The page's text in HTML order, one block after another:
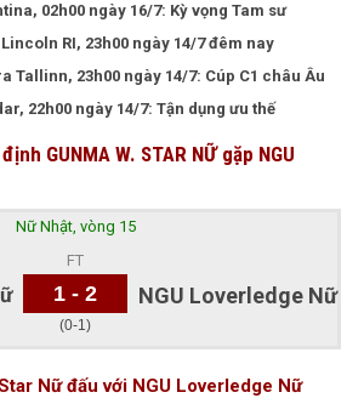
02h00 ngày 16/7: Kỳ vọng Tam sư
RI, 23h00 ngày 14/7 đêm nay
Tallinn, 23h00 ngày 14/7: Cúp C1 châu Âu
22h00 ngày 14/7: Tận dụng ưu thế
GUNMA W. STAR NỮ gặp NGU
Nữ Nhật, vòng 15
FT
1 - 2
(0-1)
NGU Loverledge Nữ
Nữ đấu với NGU Loverledge Nữ